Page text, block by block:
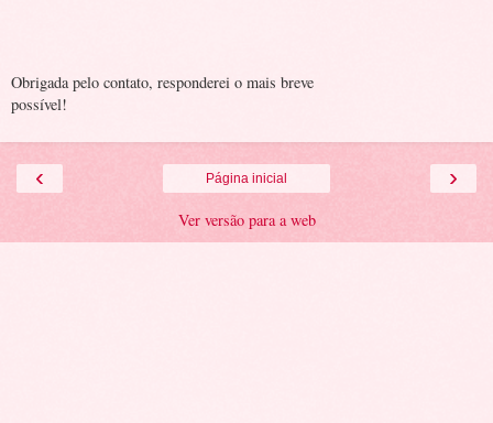
Obrigada pelo contato, responderei o mais breve
possível!
‹ ›
Página inicial
Ver versão para a web